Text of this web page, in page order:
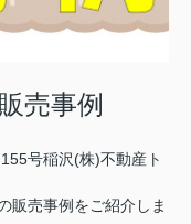
売事例
号稲沢(株)不動産ト
販売事例をご紹介しま